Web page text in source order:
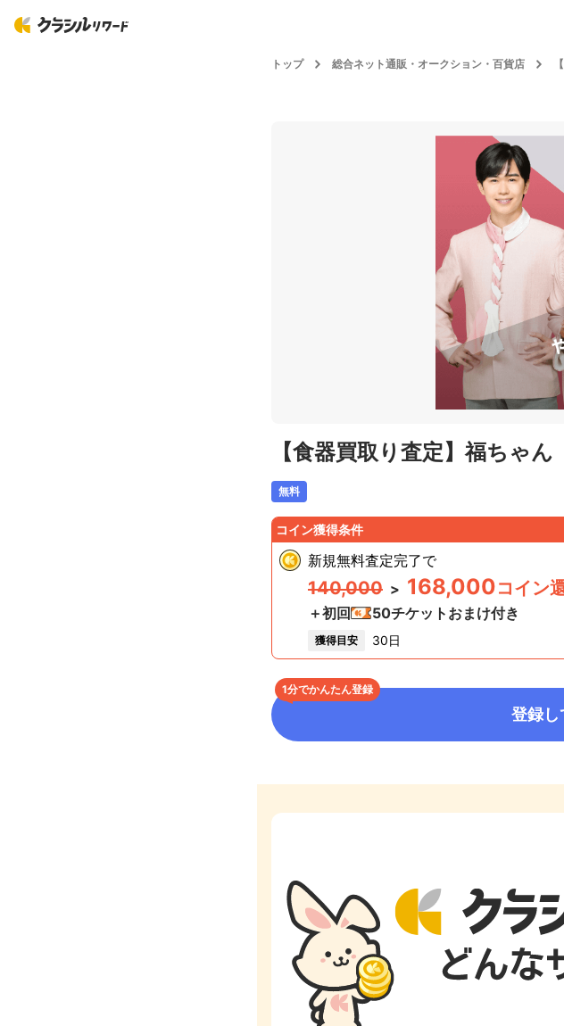
トップ 総合ネット通販・オークション・百貨店
【食器買取り査定】福ちゃん
無料
コイン獲得条件
新規無料査定完了で
140,000 > 168,000コイン
＋初回 50チケットおまけ付き
獲得目安 30日
1分でかんたん登録
登録し